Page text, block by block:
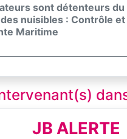
sont détenteurs
nuisibles : Contrôle
Maritime
JB ALERTE